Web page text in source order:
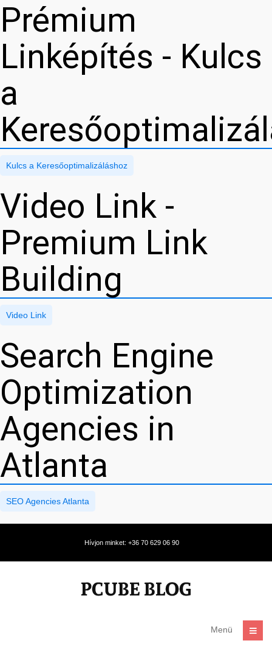
Prémium
Linképítés - Kulcs
a
Kulcs a Keresőoptimalizáláshoz
Video Link -
Premium Link
Building
Video Link
Search Engine
Optimization
Agencies in
Atlanta
SEO Agencies Atlanta
Hívjon minket: +36 70 629 06 90
Menü